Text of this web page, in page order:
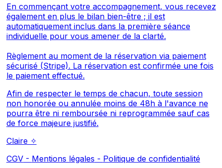
En commençant votre accompagnement, vous recevez
également en plus le bilan bien-être ; il est
automatiquement inclus dans la première séance
individuelle pour vous amener de la clarté.
Règlement au moment de la réservation via paiement
sécurisé (Stripe). La réservation est confirmée une fois
le paiement effectué.
Afin de respecter le temps de chacun, toute session
non honorée ou annulée moins de 48h à l'avance ne
pourra être ni remboursée ni reprogrammée sauf cas
de force majeure justifié.
Claire ✧
CGV- Mentions légales - Politique de confidentialité